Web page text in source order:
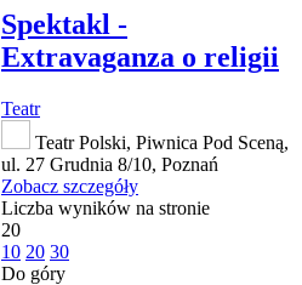
Spektakl -
Extravaganza o religii
Teatr
Teatr Polski, Piwnica Pod Sceną,
ul. 27 Grudnia 8/10, Poznań
Zobacz szczegóły
Liczba wyników na stronie
20
10 20 30
Do góry